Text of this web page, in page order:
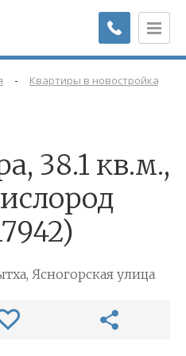
- Квартиры в новостройках
38.1 кв.м.,
Ясногорская улица